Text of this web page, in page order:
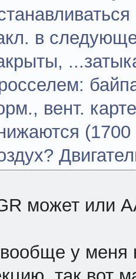
в
вент.
может или
у меня